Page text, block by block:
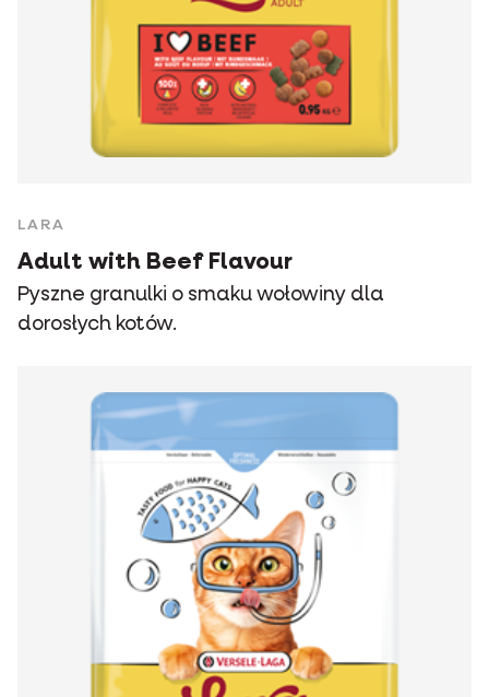
LARA
Adult with Beef Flavour
Pyszne granulki o smaku wołowiny dla
dorosłych kotów.